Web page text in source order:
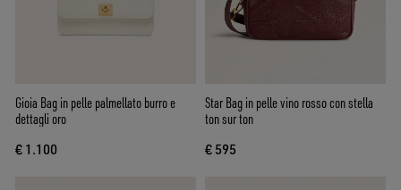
Gioia Bag in pelle palmellato burro e
dettagli oro
€ 1.100
Star Bag in pelle vino rosso con stella
ton sur ton
€ 595